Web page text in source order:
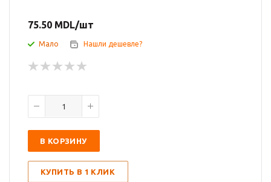
75.50 MDL/шт
Мало Нашли дешевле?
В КОРЗИНУ
КУПИТЬ В 1 КЛИК